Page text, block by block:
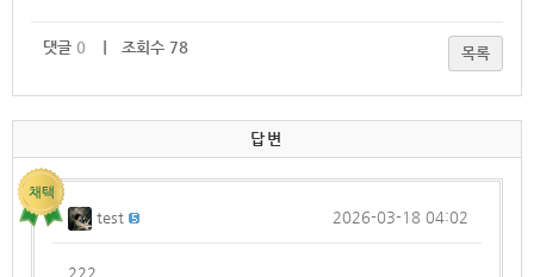
댓글 0 ｜ 조회수 78 목록
답변
test 2026-03-18 04:02
222